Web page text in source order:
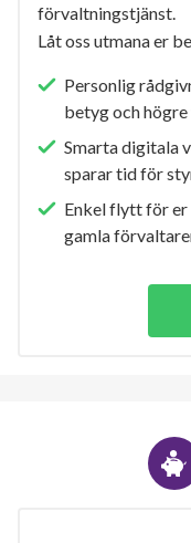
förvaltningstjänst.
Låt oss utmana er
Personlig
betyg och
Smarta digitala
sparar tid för
Enkel flytt för er
gamla